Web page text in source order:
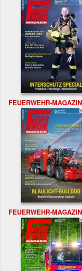
FEUERWEHR-
FEUERWEHR-